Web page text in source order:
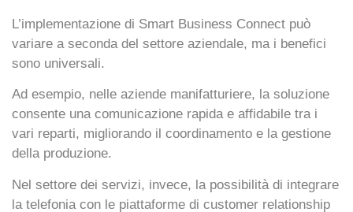
L’implementazione di Smart Business Connect può
variare a seconda del settore aziendale, ma i benefici
sono universali.
Ad esempio, nelle aziende manifatturiere, la soluzione
consente una comunicazione rapida e affidabile tra i
vari reparti, migliorando il coordinamento e la gestione
della produzione.
Nel settore dei servizi, invece, la possibilità di integrare
la telefonia con le piattaforme di customer relationship